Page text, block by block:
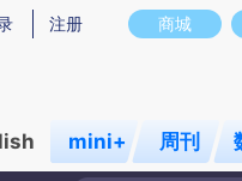
意图存在偏差。不代表财新观点
商城
注册
mini+ 周刊